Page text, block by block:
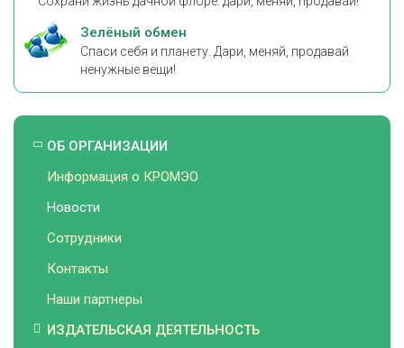
Зелёный обмен
Спаси себя и планету. Дари, меняй, продавай
ненужные вещи!
ОБ ОРГАНИЗАЦИИ
Информация о КРОМЭО
Новости
Сотрудники
Контакты
Наши партнеры
ИЗДАТЕЛЬСКАЯ ДЕЯТЕЛЬНОСТЬ